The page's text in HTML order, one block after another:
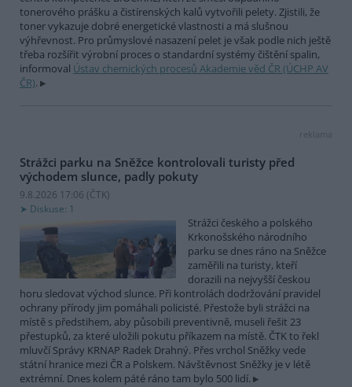
tonerového prášku a čistírenských kalů vytvořili pelety. Zjistili, že
toner vykazuje dobré energetické vlastnosti a má slušnou
výhřevnost. Pro průmyslové nasazení pelet je však podle nich ještě
třeba rozšířit výrobní proces o standardní systémy čištění spalin,
informoval Ústav chemických procesů Akademie věd ČR (ÚCHP AV
ČR).
reklama
Strážci parku na Sněžce kontrolovali turisty před
východem slunce, padly pokuty
9.8.2026 17:06 (ČTK)
Diskuse: 1
Strážci českého a polského
Krkonošského národního
parku se dnes ráno na Sněžce
zaměřili na turisty, kteří
dorazili na nejvyšší českou
horu sledovat východ slunce. Při kontrolách dodržování pravidel
ochrany přírody jim pomáhali policisté. Přestože byli strážci na
místě s předstihem, aby působili preventivně, museli řešit 23
přestupků, za které uložili pokutu příkazem na místě. ČTK to řekl
mluvčí Správy KRNAP Radek Drahný. Přes vrchol Sněžky vede
státní hranice mezi ČR a Polskem. Návštěvnost Sněžky je v létě
extrémní. Dnes kolem páté ráno tam bylo 500 lidí.